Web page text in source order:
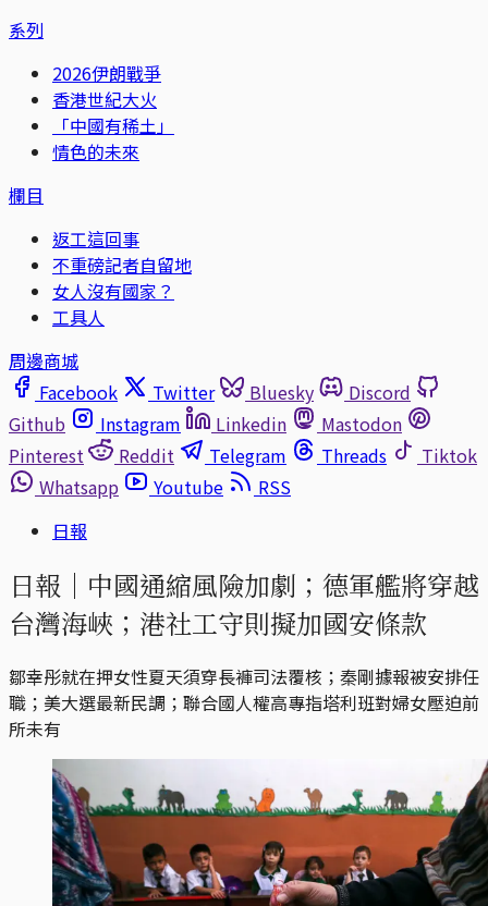
系列
2026伊朗戰爭
香港世紀大火
「中國有稀土」
情色的未來
欄目
返工這回事
不重磅記者自留地
女人沒有國家？
工具人
周邊商城
Facebook
Twitter Bluesky
Discord
Github
Instagram Linkedin
Mastodon
Pinterest
Reddit Telegram Threads
Tiktok
Whatsapp
Youtube
RSS
日報
日報｜中國通縮風險加劇；德軍艦將穿越
台灣海峽；港社工守則擬加國安條款
鄒幸彤就在押女性夏天須穿長褲司法覆核；秦剛據報被安排任
職；美大選最新民調；聯合國人權高專指塔利班對婦女壓迫前
所未有